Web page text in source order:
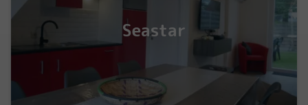
Seastar
Infos & Bücher